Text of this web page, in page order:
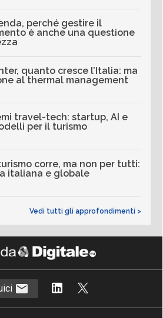
perché gestire il
è anche una questione
quanto cresce l’Italia: ma
al thermal management
travel-tech: startup, AI e
per il turismo
corre, ma non per tutti:
italiana e globale
Vedi tutti gli approfondimenti >